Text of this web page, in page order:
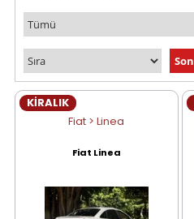
KİRALIK
Fiat > Linea
Fiat Linea